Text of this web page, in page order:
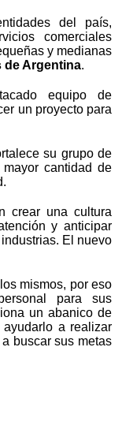
del país,
comerciales
y medianas
de Argentina.
equipo de
un proyecto para
su grupo de
cantidad de
crear una cultura
y anticipar
El nuevo
mismos, por eso
para sus
un abanico de
a realizar
buscar sus metas